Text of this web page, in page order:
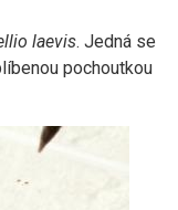
laevis. Jedná se
pochoutkou